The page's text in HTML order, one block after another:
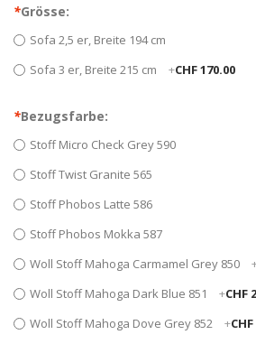
*Grösse:
Sofa 2,5 er, Breite 194 cm
Sofa 3 er, Breite 215 cm
+CHF 170.00
*Bezugsfarbe:
Stoff Micro Check Grey 590
Stoff Twist Granite 565
Stoff Phobos Latte 586
Stoff Phobos Mokka 587
Woll Stoff Mahoga Carmamel Grey 850
Woll Stoff Mahoga Dark Blue 851
+CHF
Woll Stoff Mahoga Dove Grey 852
+